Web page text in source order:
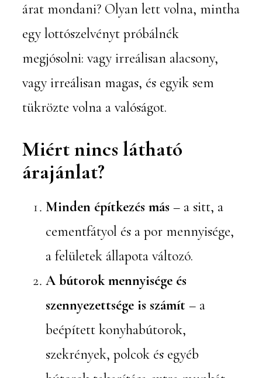
árat mondani? Olyan lett volna, mintha
egy lottószelvényt próbálnék
megjósolni: vagy irreálisan alacsony,
vagy irreálisan magas, és egyik sem
tükrözte volna a valóságot.
Miért nincs látható
árajánlat?
Minden építkezés más – a sitt, a
cementfátyol és a por mennyisége,
a felületek állapota változó.
A bútorok mennyisége és
szennyezettsége is számít – a
beépített konyhabútorok,
szekrények, polcok és egyéb